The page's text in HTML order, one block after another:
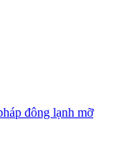
đông lạnh mỡ